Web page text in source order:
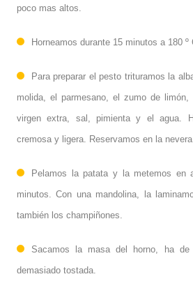
poco mas altos.
Horneamos durante 15 minutos a 180 º
Para preparar el pesto trituramos la
molida, el parmesano, el zumo de
virgen extra, sal, pimienta y el agua.
cremosa y ligera. Reservamos en la nevera.
Pelamos la patata y la metemos en
minutos. Con una mandolina, la
también los champiñones.
Sacamos la masa del horno, ha
demasiado tostada.